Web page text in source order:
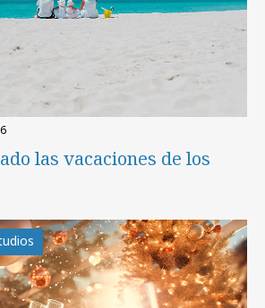
las vacaciones de los